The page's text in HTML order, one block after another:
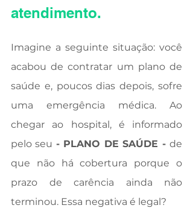
atendimento.
Imagine a seguinte situação: você
acabou de contratar um plano de
saúde e, poucos dias depois, sofre
uma emergência médica. Ao
chegar ao hospital, é informado
pelo seu - PLANO DE SAÚDE - de
que não há cobertura porque o
prazo de carência ainda não
terminou. Essa negativa é legal?